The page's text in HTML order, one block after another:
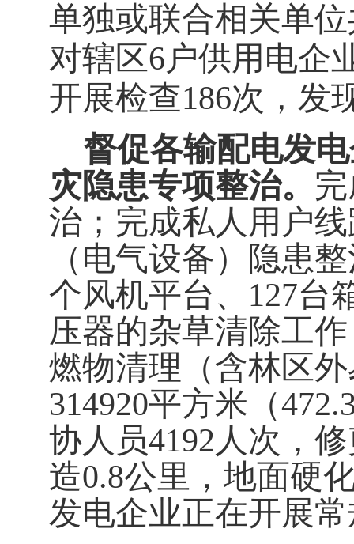
单独或联合相关单
对辖区6户供用电企
开展检查186次，发
督促各输配电发电
灾隐患专项整治。
治； 完成私人用户
（电气设备）隐患
个风机平台、 127台
压器的杂草清除工
燃物清理（含林区
314920平方米（
协人员4192 人次，
造0.8公里，地面硬
发电企业正在开展